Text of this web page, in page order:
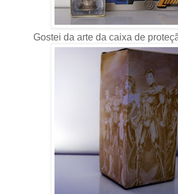
Gostei da arte da caixa de